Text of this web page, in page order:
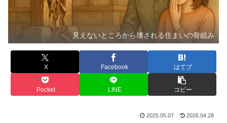
見えないところから壊される住まいの骨組み
X Facebook はてブ
Pocket LINE コピー
2025.05.07 2026.04.28